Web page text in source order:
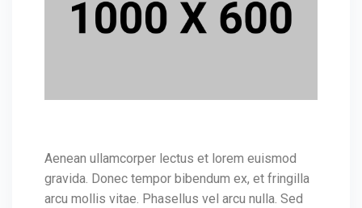
Aenean ullamcorper lectus et lorem euismod
gravida. Donec tempor bibendum ex, et fringilla
arcu mollis vitae. Phasellus vel arcu nulla. Sed